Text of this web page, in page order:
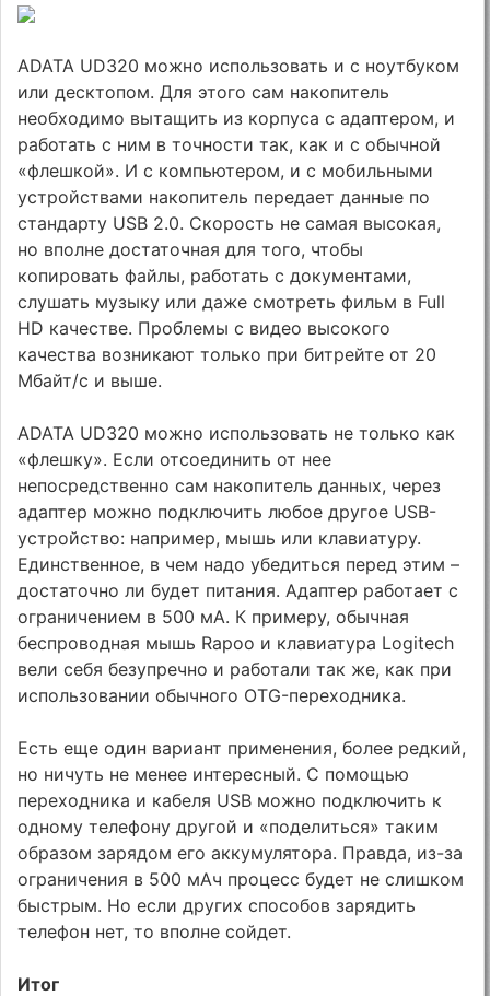
ADATA UD320 можно использовать и с ноутбуком
или десктопом. Для этого сам накопитель
необходимо вытащить из корпуса с адаптером, и
работать с ним в точности так, как и с обычной
«флешкой». И с компьютером, и с мобильными
устройствами накопитель передает данные по
стандарту USB 2.0. Скорость не самая высокая,
но вполне достаточная для того, чтобы
копировать файлы, работать с документами,
слушать музыку или даже смотреть фильм в Full
HD качестве. Проблемы с видео высокого
качества возникают только при битрейте от 20
Мбайт/с и выше.
ADATA UD320 можно использовать не только как
«флешку». Если отсоединить от нее
непосредственно сам накопитель данных, через
адаптер можно подключить любое другое USB-
устройство: например, мышь или клавиатуру.
Единственное, в чем надо убедиться перед этим –
достаточно ли будет питания. Адаптер работает с
ограничением в 500 мА. К примеру, обычная
беспроводная мышь Rapoo и клавиатура Logitech
вели себя безупречно и работали так же, как при
использовании обычного OTG-переходника.
Есть еще один вариант применения, более редкий,
но ничуть не менее интересный. С помощью
переходника и кабеля USB можно подключить к
одному телефону другой и «поделиться» таким
образом зарядом его аккумулятора. Правда, из-за
ограничения в 500 мАч процесс будет не слишком
быстрым. Но если других способов зарядить
телефон нет, то вполне сойдет.
Итог